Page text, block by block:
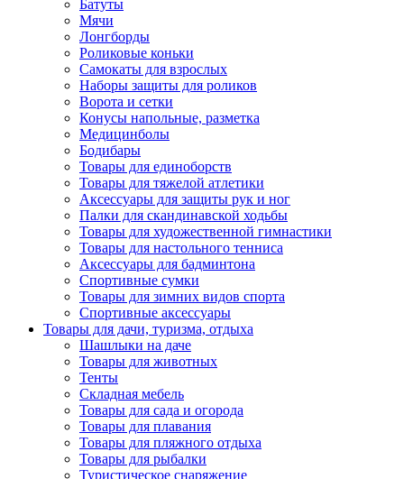
Батуты
Мячи
Лонгборды
Роликовые коньки
Самокаты для взрослых
Наборы защиты для роликов
Ворота и сетки
Конусы напольные, разметка
Медицинболы
Бодибары
Товары для единоборств
Товары для тяжелой атлетики
Аксессуары для защиты рук и ног
Палки для скандинавской ходьбы
Товары для художественной гимнастики
Товары для настольного тенниса
Аксессуары для бадминтона
Спортивные сумки
Товары для зимних видов спорта
Спортивные аксессуары
Товары для дачи, туризма, отдыха
Шашлыки на даче
Товары для животных
Тенты
Складная мебель
Товары для сада и огорода
Товары для плавания
Товары для пляжного отдыха
Товары для рыбалки
Туристическое снаряжение